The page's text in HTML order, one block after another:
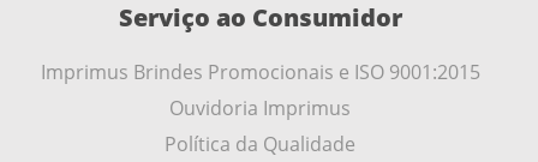
Serviço ao Consumidor
Imprimus Brindes Promocionais e ISO 9001:2015
Ouvidoria Imprimus
Política da Qualidade